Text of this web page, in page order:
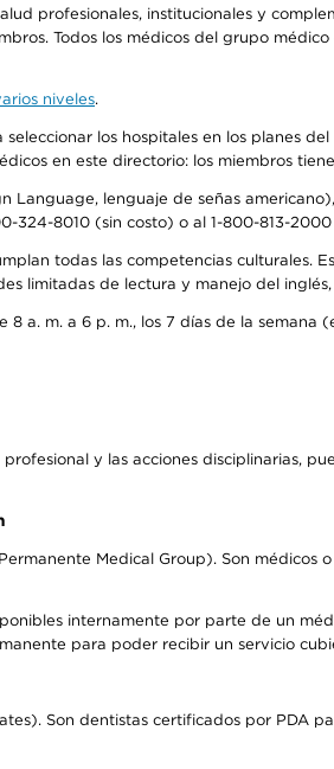
profesionales, institucionales y
Todos los médicos del grupo
niveles.
los hospitales en los planes
en este directorio: los miembros
lenguaje de señas
324-8010 (sin costo) o al 1-800-813-
todas las competencias culturales.
limitadas de lectura y manejo del
a. m. a 6 p. m., los 7 días de la semana
y las acciones disciplinarias,
Medical Group). Son
internamente por parte de un
para poder recibir un servicio
Son dentistas certificados por PDA